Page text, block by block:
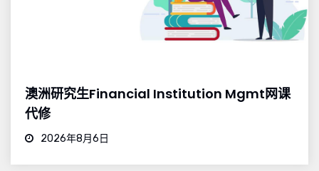
澳洲研究生Financial Institution Mgmt网课
代修
2026年8月6日